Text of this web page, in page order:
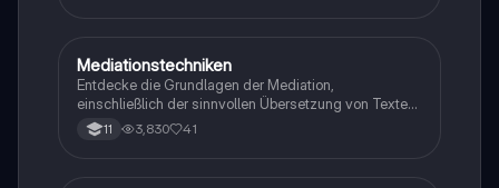
Englisch
Mediationstechniken
Entdecke die Grundlagen der Mediation,
einschließlich der sinnvollen Übersetzung von Texten
in verschiedene Formate wie E-Mails und
Konversationen. Lerne, wie du relevante Informationen
11 3,830 41